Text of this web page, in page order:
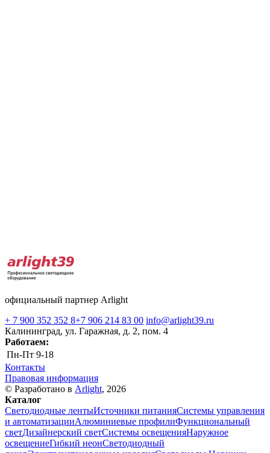
официальный партнер Arlight
+ 7 900 352 352 8+7 906 214 83 00 info@arlight39.ru
Калининград, ул. Гаражная, д. 2, пом. 4
Работаем:
Пн-Пт 9-18
Контакты
Правовая информация
© Разработано в Arlight, 2026
Каталог
Светодиодные лентыИсточники питанияСистемы управления
и автоматизацииАлюминиевые профилиФункциональный
светДизайнерский светСистемы освещенияНаружное
освещениеГибкий неонСветодиодный